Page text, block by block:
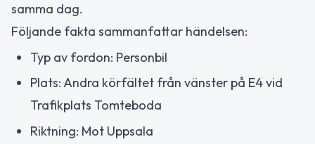
samma dag.
Följande fakta sammanfattar händelsen:
Typ av fordon: Personbil
Plats: Andra körfältet från vänster på E4 vid
Trafikplats Tomteboda
Riktning: Mot Uppsala